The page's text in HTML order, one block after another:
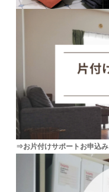
⇒お片付けサポートお申込み